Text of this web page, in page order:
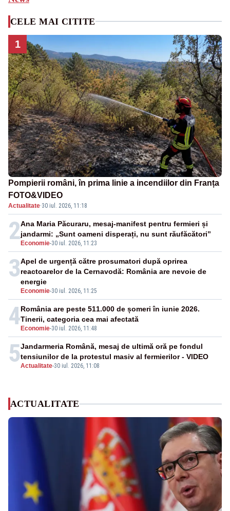
CELE MAI CITITE
1
Pompierii români, în prima linie a incendiilor din Franța
FOTO&VIDEO
Actualitate·30 iul. 2026, 11:18
2 Economie-30 iul. 2026, 11:23
Ana Maria Păcuraru, mesaj-manifest pentru fermieri și
jandarmi: „Sunt oameni disperați, nu sunt răufăcători”
3
Economie-30 iul. 2026, 11:25
Apel de urgență către prosumatori după oprirea
reactoarelor de la Cernavodă: România are nevoie de
energie
4 Economie-30 iul. 2026, 11:48
România are peste 511.000 de șomeri în iunie 2026.
Tinerii, categoria cea mai afectată
5Actualitate-30 iul. 2026, 11:08
Jandarmeria Română, mesaj de ultimă oră pe fondul
tensiunilor de la protestul masiv al fermierilor - VIDEO
ACTUALITATE